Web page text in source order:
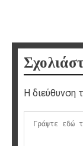
Η διεύθυνση